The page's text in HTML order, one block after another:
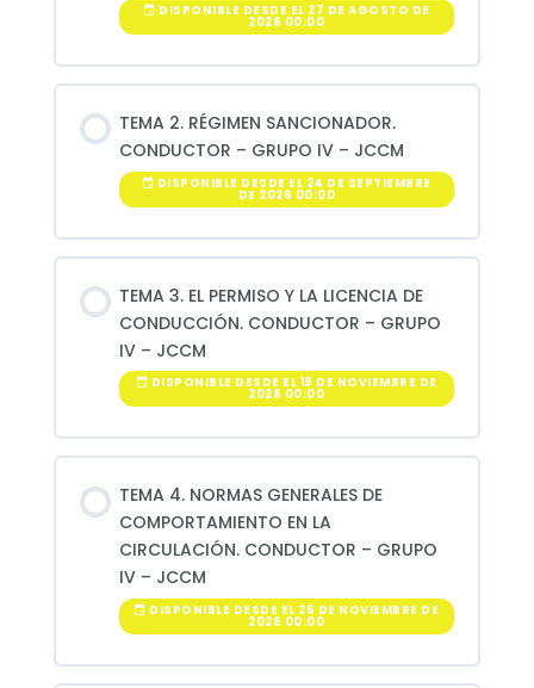
DISPONIBLE DESDE EL 27 DE AGOSTO DE
2026 00:00
TEMA 2. RÉGIMEN SANCIONADOR.
CONDUCTOR – GRUPO IV – JCCM
DISPONIBLE DESDE EL 24 DE SEPTIEMBRE
DE 2026 00:00
TEMA 3. EL PERMISO Y LA LICENCIA DE
CONDUCCIÓN. CONDUCTOR – GRUPO
IV – JCCM
DISPONIBLE DESDE EL 19 DE NOVIEMBRE DE
2026 00:00
TEMA 4. NORMAS GENERALES DE
COMPORTAMIENTO EN LA
CIRCULACIÓN. CONDUCTOR – GRUPO
IV – JCCM
DISPONIBLE DESDE EL 26 DE NOVIEMBRE DE
2026 00:00